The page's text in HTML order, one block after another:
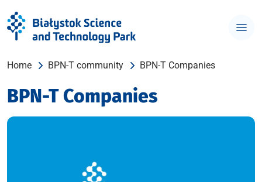
Home BPN-T community BPN-T Companies
BPN-T Companies